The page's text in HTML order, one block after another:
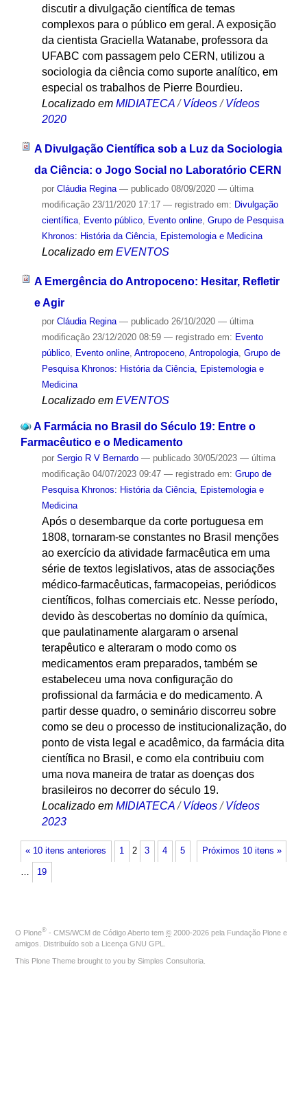
discutir a divulgação científica de temas
complexos para o público em geral. A exposição
da cientista Graciella Watanabe, professora da
UFABC com passagem pelo CERN, utilizou a
sociologia da ciência como suporte analítico, em
especial os trabalhos de Pierre Bourdieu.
Localizado em MIDIATECA /Vídeos /Vídeos
2020
A Divulgação Científica sob a Luz da Sociologia
da Ciência: o Jogo Social no Laboratório CERN
por Cláudia Regina — publicado08/09/2020 — última
modificação23/11/2020 17:17 — registrado em: Divulgação
científica, Evento público, Evento online, Grupo de Pesquisa
Khronos: História da Ciência, Epistemologia e Medicina
Localizado em EVENTOS
A Emergência do Antropoceno: Hesitar, Refletir
e Agir
por Cláudia Regina — publicado26/10/2020 — última
modificação23/12/2020 08:59 — registrado em: Evento
público, Evento online, Antropoceno, Antropologia, Grupo de
Pesquisa Khronos: História da Ciência, Epistemologia e
Medicina
Localizado em EVENTOS
A Farmácia no Brasil do Século 19: Entre o
Farmacêutico e o Medicamento
por Sergio R V Bernardo — publicado30/05/2023 — última
modificação04/07/2023 09:47 — registrado em: Grupo de
Pesquisa Khronos: História da Ciência, Epistemologia e
Medicina
Após o desembarque da corte portuguesa em
1808, tornaram-se constantes no Brasil menções
ao exercício da atividade farmacêutica em uma
série de textos legislativos, atas de associações
médico-farmacêuticas, farmacopeias, periódicos
científicos, folhas comerciais etc. Nesse período,
devido às descobertas no domínio da química,
que paulatinamente alargaram o arsenal
terapêutico e alteraram o modo como os
medicamentos eram preparados, também se
estabeleceu uma nova configuração do
profissional da farmácia e do medicamento. A
partir desse quadro, o seminário discorreu sobre
como se deu o processo de institucionalização, do
ponto de vista legal e acadêmico, da farmácia dita
científica no Brasil, e como ela contribuiu com
uma nova maneira de tratar as doenças dos
brasileiros no decorrer do século 19.
Localizado em MIDIATECA /Vídeos /Vídeos
2023
« 10 itens anteriores Próximos 10 itens »
1 2 3 4 5
… 19
O Plone® - CMS/WCM de Código Aberto tem © 2000-2026 pela Fundação Plone e
amigos. Distribuído sob a Licença GNU GPL
This Plone Theme brought to you by Simples Consultoria